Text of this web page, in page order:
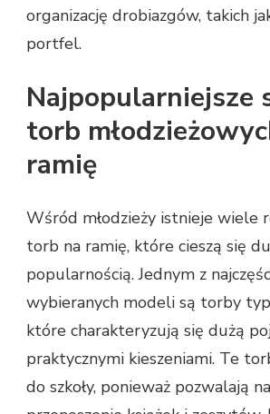
organizację drobiazgów, takich
portfel.
Najpopularniejsze
torb
ramię
Wśród młodzieży istnieje wiele
torb na ramię, które cieszą się
popularnością. Jednym z
wybieranych modeli są torby
które charakteryzują się dużą
praktycznymi kieszeniami. Te
do szkoły, ponieważ pozwalają